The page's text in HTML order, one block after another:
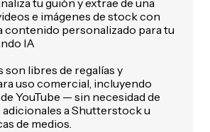
tu guión y extrae de una
e imágenes de stock con
contenido personalizado para tu
IA
son libres de regalías y
uso comercial, incluyendo
YouTube — sin necesidad de
a Shutterstock u
de medios.